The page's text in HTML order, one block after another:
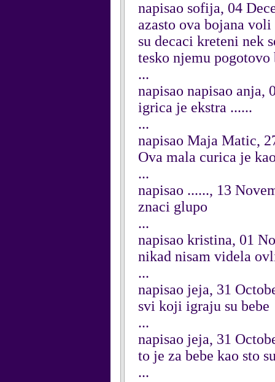
napisao sofija, 04
azasto ova bojana
su decaci kreteni nek
tesko njemu
...
napisao napisao anja,
igrica je ekstra ......
...
napisao Maja Matic,
Ova mala curica je
...
napisao ......, 13
znaci glupo
...
napisao kristina, 01
nikad nisam videla
...
napisao jeja, 31
svi koji igraju su bebe
...
napisao jeja, 31
to je za bebe kao sto
...